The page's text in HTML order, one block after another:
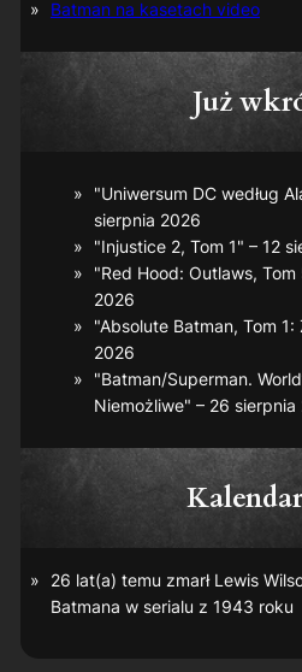
Batman na kasetach video
Już
"Uniwersum DC według
sierpnia 2026
"Injustice 2, Tom 1" – 12
"Red Hood: Outlaws, Tom
2026
"Absolute Batman, Tom
2026
"Batman/Superman.
Niemożliwe" – 26 sierpnia
26 lat(a) temu zmarł Lewis
Batmana w serialu z 1943 roku